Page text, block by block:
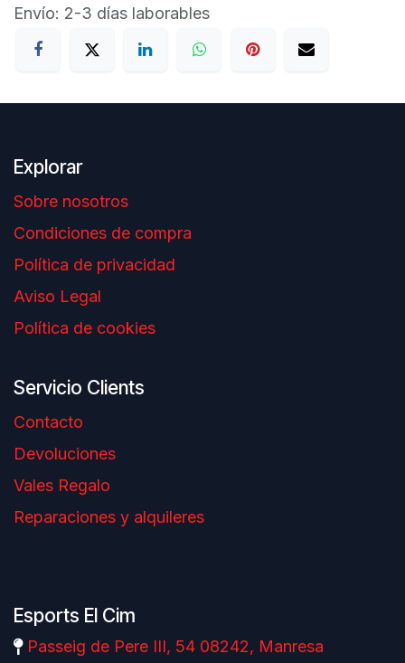
Envío: 2-3 días laborables
Explorar
Sobre nosotros
Condiciones de compra
Política de privacidad
Aviso Legal
Política de cookies
Servicio Clients
Contacto
Devoluciones
Vales Regalo
Reparaciones y alquileres
Esports El Cim
Passeig de Pere III, 54 08242, Manresa